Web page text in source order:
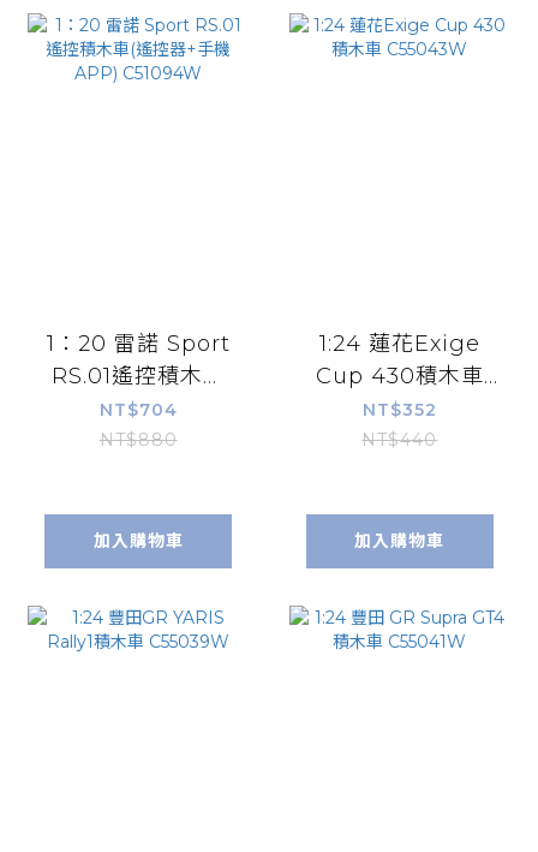
1：20 雷諾 Sport
RS.01遙控積木車
(遙控器+手機APP)
C51094W
NT$704
NT$880
加入購物車
1:24 蓮花Exige
Cup 430積木車
C55043W
NT$352
NT$440
加入購物車